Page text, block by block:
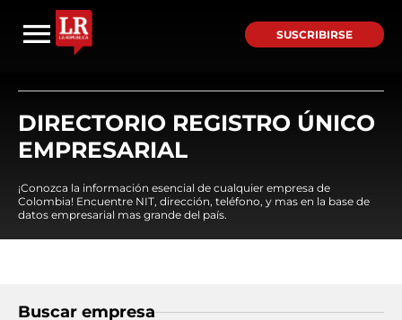
SUSCRIBIRSE
DIRECTORIO REGISTRO ÚNICO
EMPRESARIAL
¡Conozca la información esencial de cualquier empresa de
Colombia! Encuentre NIT, dirección, teléfono, y mas en la base de
datos empresarial mas grande del país.
Buscar empresa